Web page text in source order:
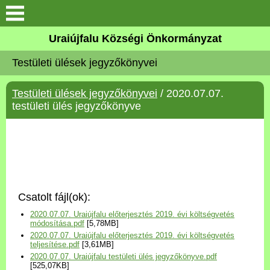
Köszöntő
Elérhetőségek
Uraiújfalu
Választási információk
Versenyképes Járások
Program
Uraiújfalu Községi Önkormányzat
Testületi ülések jegyzőkönyvei
Testületi ülések jegyzőkönyvei / 2020.07.07.
testületi ülés jegyzőkönyve
Csatolt fájl(ok):
2020.07.07. Uraiújfalu előterjesztés 2019. évi költségvetés
módosítása.pdf [5,78MB]
2020.07.07. Uraiújfalu előterjesztés 2019. évi költségvetés
teljesítése.pdf [3,61MB]
2020.07.07. Uraiújfalu testületi ülés jegyzőkönyve.pdf
[525,07KB]